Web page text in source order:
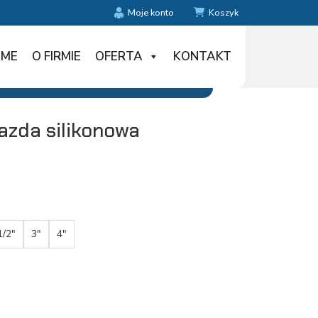
Moje konto Koszyk
O FIRMIE OFERTA KONTAKT
silikonowa
2" 3" 4"